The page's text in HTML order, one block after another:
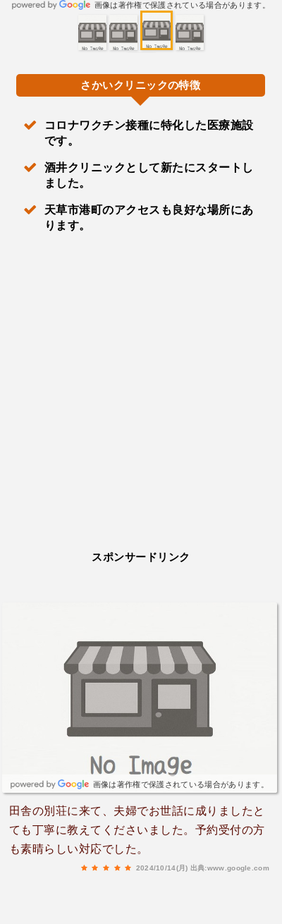
画像は著作権で保護されている場合があります。
さかいクリニックの特徴
コロナワクチン接種に特化した医療施設
です。
酒井クリニックとして新たにスタートし
ました。
天草市港町のアクセスも良好な場所にあ
ります。
スポンサードリンク
画像は著作権で保護されている場合があります。
田舎の別荘に来て、夫婦でお世話に成りましたと
ても丁寧に教えてくださいました。予約受付の方
も素晴らしい対応でした。
2024/10/14(月) 出典:www.google.com